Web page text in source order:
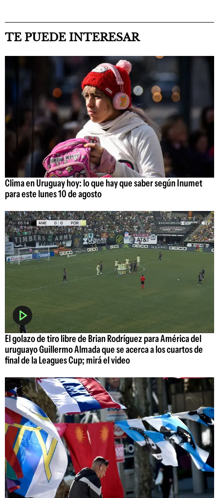
TE PUEDE INTERESAR
Clima en Uruguay hoy: lo que hay que saber según Inumet
para este lunes 10 de agosto
El golazo de tiro libre de Brian Rodríguez para América del
uruguayo Guillermo Almada que se acerca a los cuartos de
final de la Leagues Cup; mirá el video